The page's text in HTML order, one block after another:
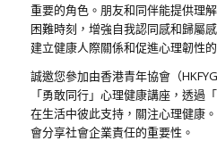
重要的角色。朋友和同伴能提供理
困難時刻，增強自我認同感和歸屬
建立健康人際關係和促進心理韌性
誠邀您參加由香港青年協會（
「勇敢同行」心理健康講座，透過
在生活中彼此支持，關注心理健康
會分享社會企業責任的重要性。